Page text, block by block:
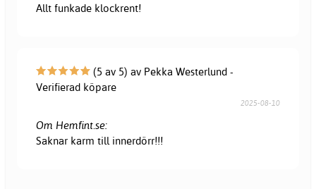
Allt funkade klockrent!
(5 av 5) av Pekka Westerlund -
Verifierad köpare
2025-08-10
Om Hemfint.se:
Saknar karm till innerdörr!!!